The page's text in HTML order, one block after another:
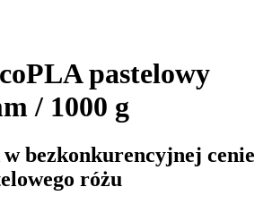
pastelowy
/ 1000 g
bezkonkurencyjnej cenie
różu